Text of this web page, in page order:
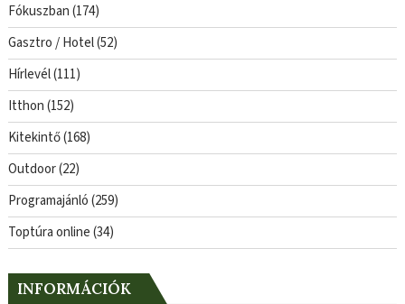
Fókuszban(174)
Gasztro / Hotel(52)
Hírlevél(111)
Itthon(152)
Kitekintő(168)
Outdoor(22)
Programajánló(259)
Toptúra online(34)
INFORMÁCIÓK